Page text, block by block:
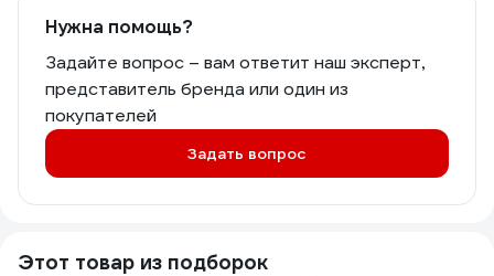
Нужна помощь?
Задайте вопрос – вам ответит наш эксперт,
представитель бренда или один из
покупателей
Задать вопрос
Этот товар из подборок